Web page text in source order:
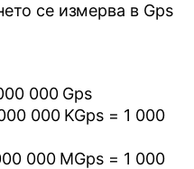
се измерва в Gps
000 Gps
000 KGps = 1 000
000 MGps = 1 000